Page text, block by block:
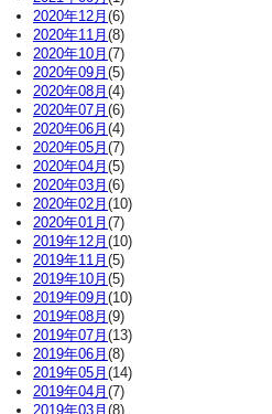
2020年12月(6)
2020年11月(8)
2020年10月(7)
2020年09月(5)
2020年08月(4)
2020年07月(6)
2020年06月(4)
2020年05月(7)
2020年04月(5)
2020年03月(6)
2020年02月(10)
2020年01月(7)
2019年12月(10)
2019年11月(5)
2019年10月(5)
2019年09月(10)
2019年08月(9)
2019年07月(13)
2019年06月(8)
2019年05月(14)
2019年04月(7)
2019年03月(8)